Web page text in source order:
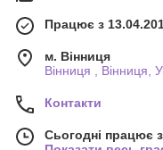
Працює з
м. Вінниця
Вінниця , Вінниця,
Контакти
Сьогодні працює